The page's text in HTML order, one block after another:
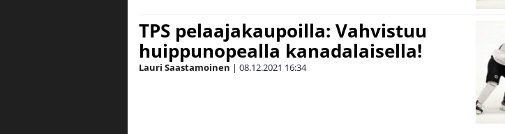
TPS pelaajakaupoilla: Vahvistuu
huippunopealla kanadalaisella!
Lauri Saastamoinen | 08.12.2021 16:34